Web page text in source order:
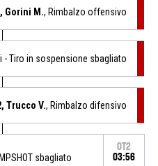
Gorini M., Rimbalzo offensivo
- Tiro in sospensione sbagliato
Trucco V., Rimbalzo difensivo
sbagliato
OT2
03:56